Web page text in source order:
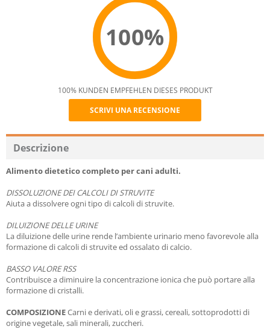
100%
Recommend
100% KUNDEN EMPFEHLEN DIESES PRODUKT
SCRIVI UNA RECENSIONE
Descrizione
Alimento dietetico completo per cani adulti.
DISSOLUZIONE DEI CALCOLI DI STRUVITE
Aiuta a dissolvere ogni tipo di calcoli di struvite.
DILUIZIONE DELLE URINE
La diluizione delle urine rende l’ambiente urinario meno favorevole alla
formazione di calcoli di struvite ed ossalato di calcio.
BASSO VALORE RSS
Contribuisce a diminuire la concentrazione ionica che può portare alla
formazione di cristalli.
COMPOSIZIONECarni e derivati, oli e grassi, cereali, sottoprodotti di
origine vegetale, sali minerali, zuccheri.